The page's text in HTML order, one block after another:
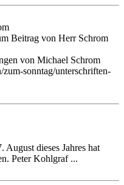
Beitrag von Herr Schrom
von Michael Schrom
sonntag/unterschriften-
dieses Jahres hat
Peter Kohlgraf ...